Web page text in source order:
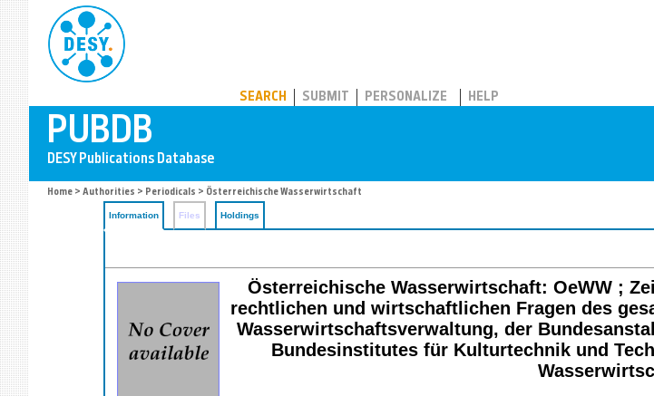
SEARCH SUBMIT PERSONALIZE HELP
Home > Authorities > Periodicals > Österreichische Wasserwirtschaft
Information Files Holdings
Österreichische Wasserwirtschaft: OeWW ;
rechtlichen und wirtschaftlichen Fragen des
Wasserwirtschaftsverwaltung, der
Bundesinstitutes für Kulturtechnik und